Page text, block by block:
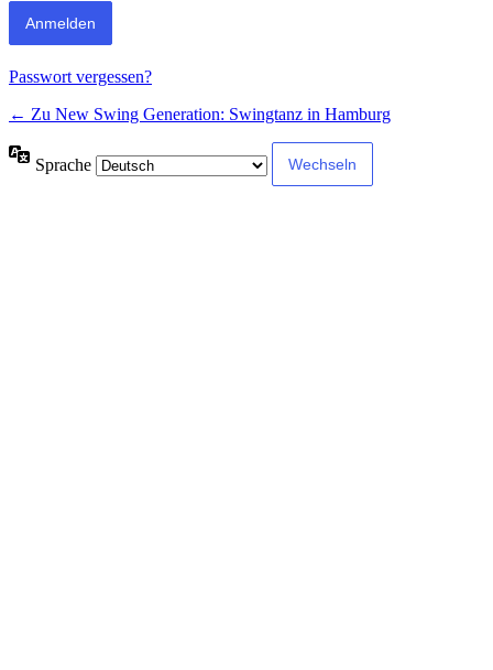
Passwort vergessen?
← Zu New Swing Generation: Swingtanz in Hamburg
Sprache